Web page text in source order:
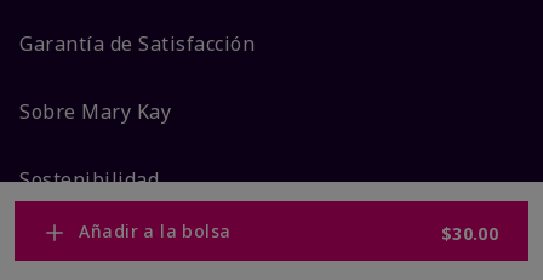
Añadir a la bolsa $30.00
Garantía de Satisfacción
Sobre Mary Kay
Sostenibilidad
Promesa De Producto